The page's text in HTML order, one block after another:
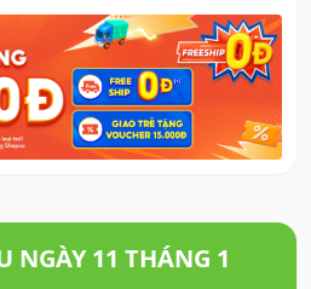
NGÀY 11 THÁNG 1